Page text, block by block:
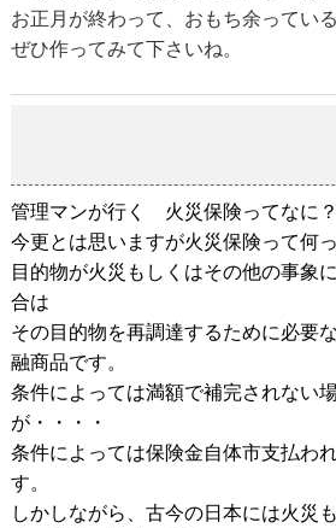
お正月が終わって、おもち余ってい
ぜひ作ってみて下さいね。
管理マンが行く 火災保険ってなに？
今更とは思いますが火災保険って何っ
目的物が火災もしくはその他の事象
合は
その目的物を再調達するために必要
融商品です。
条件によっては満額で補完されない
が・・・・
条件によっては保険金自体市支払わ
す。
しかしながら、古今の日本には火災